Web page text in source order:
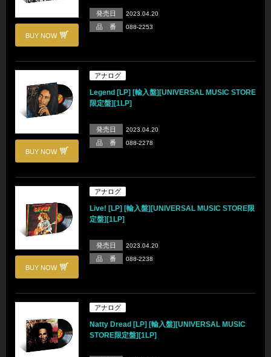
BUY NOW
発売日 2023.04.20
品 番 088-2253
BUY NOW
アナログ
Legend [LP] [輸入盤][UNIVERSAL MUSIC STORE
限定盤][1LP]
発売日 2023.04.20
品 番 088-2278
BUY NOW
アナログ
Live! [LP] [輸入盤][UNIVERSAL MUSIC STORE限
定盤][1LP]
発売日 2023.04.20
品 番 088-2238
アナログ
Natty Dread [LP] [輸入盤][UNIVERSAL MUSIC
STORE限定盤][1LP]